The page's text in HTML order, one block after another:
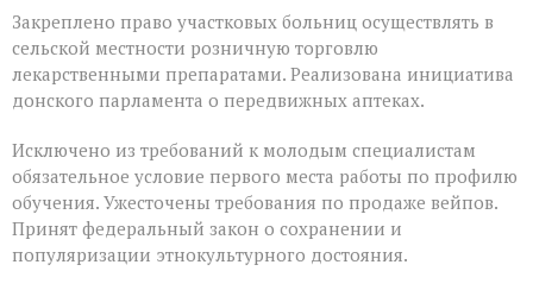
Закреплено право участковых больниц осуществлять в
сельской местности розничную торговлю
лекарственными препаратами. Реализована инициатива
донского парламента о передвижных аптеках.
Исключено из требований к молодым специалистам
обязательное условие первого места работы по профилю
обучения. Ужесточены требования по продаже вейпов.
Принят федеральный закон о сохранении и
популяризации этнокультурного достояния.